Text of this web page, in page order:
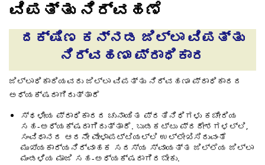
ವಿಪತ್ತು ನಿರ್ವಹಣೆ
ದಕ್ಷಿಣ ಕನ್ನಡ ಜಿಲ್ಲಾ ವಿಪತ್ತು
ನಿರ್ವಹಣಾ ಪ್ರಾಧಿಕಾರ
ಜಿಲ್ಲಾಧಿಕಾರಿಯವರು ಜಿಲ್ಲಾ ವಿಪತ್ತು ನಿರ್ವಹಣಾ ಪ್ರಾಧಿಕಾರದ
ಅಧ್ಯಕ್ಷರಾಗಿರುತ್ತಾರೆ
ಸ್ಥಳೀಯ ಪ್ರಾಧಿಕಾರದ ಚುನಾಯಿತ ಪ್ರತಿನಿಧಿಗಳು ಕಚೇರಿಯ
ಸಹ-ಅಧ್ಯಕ್ಷರಾಗಿರುತ್ತಾರೆ. ಬುಡಕಟ್ಟು ಪ್ರದೇಶಗಳಲ್ಲಿ,
ಸಂವಿಧಾನದ ಆರನೇ ವೇಳಾಪಟ್ಟಿಯಲ್ಲಿ ಉಲ್ಲೇಖಿಸಿರುವಂತೆ
ಮುಖ್ಯಕಾರ್ಯನಿರ್ವಾಹಕ ಸದಸ್ಯ ಸ್ವಾಯತ್ತ ಜಿಲ್ಲೆಯ ಜಿಲ್ಲಾ
ಮಂಡಳಿಯ ಮಾಜಿ ಸಹ-ಅಧ್ಯಕ್ಷರಾಗಿರಬೇಕು.